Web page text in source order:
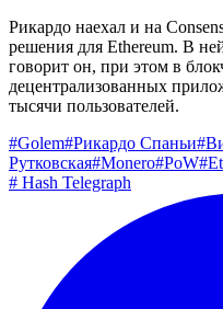
Рикардо наехал и на
решения для Ethereum. В
говорит он, при этом в
децентрализованных
тысячи пользователей.
#Golem#Рикардо Спаньи#
Рутковская#Monero#PoW#
# Hash Telegraph